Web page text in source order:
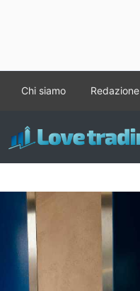
contenuto
Chi siamo Redazione